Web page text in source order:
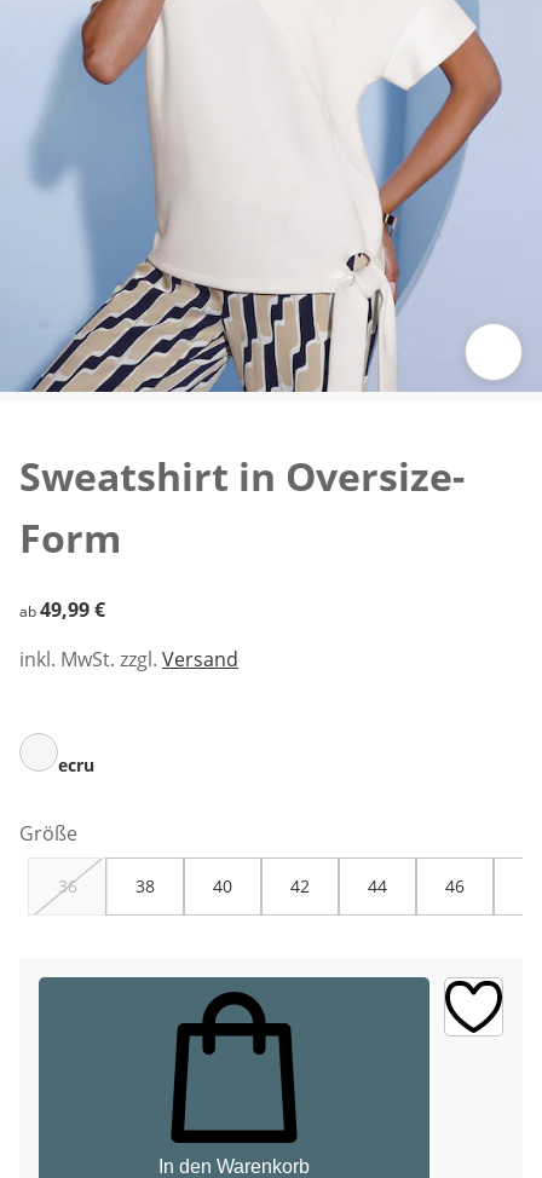
Sweatshirt in Oversize-
Form
49,99 €
ab49,99 €
inkl. MwSt. zzgl. Versand
ecru
Größe
36 38 40 42 44 46
In den Warenkorb